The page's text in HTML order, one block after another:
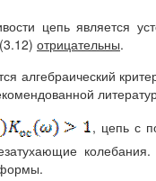
цепь является
отрицательны.
алгебраический
, цепь с